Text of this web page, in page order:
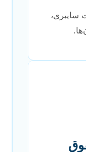
سایبری،